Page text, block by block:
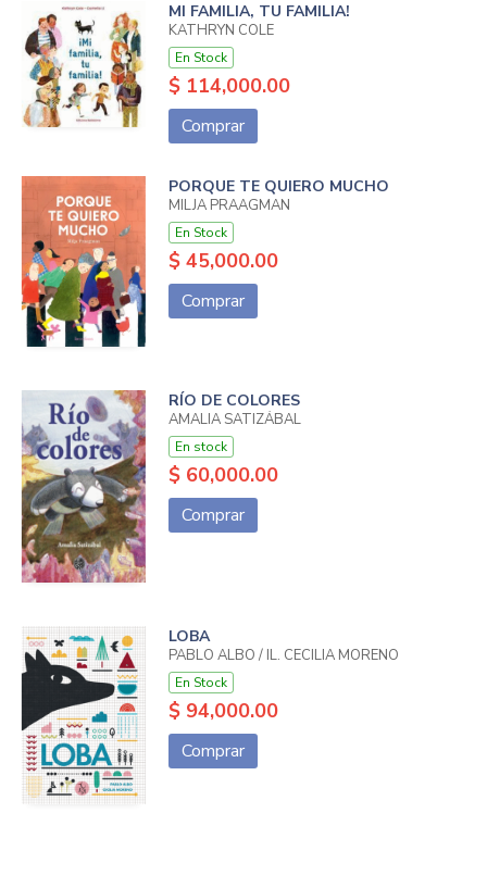
MI FAMILIA, TU FAMILIA!
KATHRYN COLE
En Stock
$ 114,000.00
Comprar
PORQUE TE QUIERO MUCHO
MILJA PRAAGMAN
En Stock
$ 45,000.00
Comprar
RÍO DE COLORES
AMALIA SATIZÁBAL
En stock
$ 60,000.00
Comprar
LOBA
PABLO ALBO / IL. CECILIA MORENO
En Stock
$ 94,000.00
Comprar